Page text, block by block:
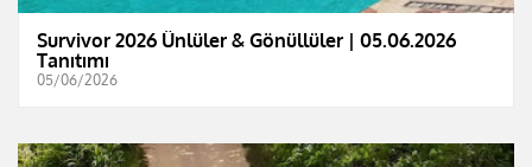
Survivor 2026 Ünlüler & Gönüllüler | 05.06.2026
Tanıtımı
05/06/2026